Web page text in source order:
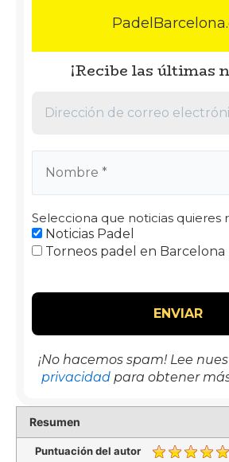
¡Recibe las últimas
Selecciona que noticias quieres
Noticias Padel
Torneos padel en Barcelona
¡No hacemos spam! Lee
privacidad para obtener
Resumen
Puntuación del autor